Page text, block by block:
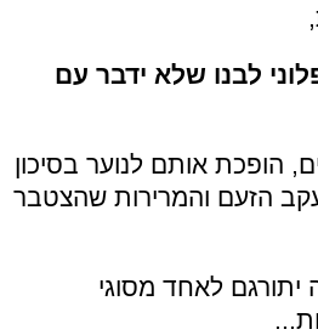
לבנו שלא ידבר עם
הופכת אותם לנוער בסיכון
הזעם והמרירות שהצטבר
לאחד מסוגי